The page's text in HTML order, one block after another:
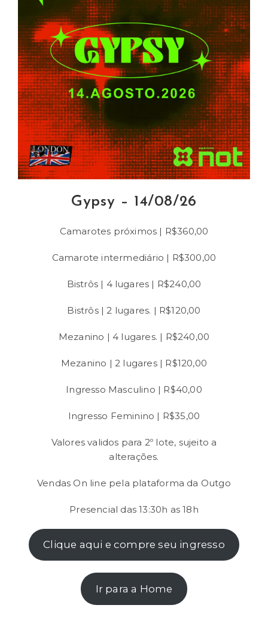
Gypsy – 14/08/26
Camarotes próximos | R$360,00
Camarote intermediário | R$300,00
Bistrôs | 4 lugares | R$240,00
Bistrôs | 2 lugares. | R$120,00
Mezanino | 4 lugares. | R$240,00
Mezanino | 2 lugares | R$120,00
Ingresso Masculino | R$40,00
Ingresso Feminino | R$35,00
Valores validos para 2º lote, sujeito a
alterações.
Vendas On line pela plataforma da Outgo
Presencial das 13:30h as 18h
Clique aqui e compre seu ingresso
Ir para a Home